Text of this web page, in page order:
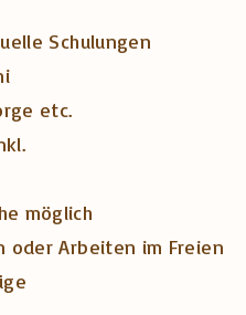
Schulungen
etc.
möglich
oder Arbeiten im Freien